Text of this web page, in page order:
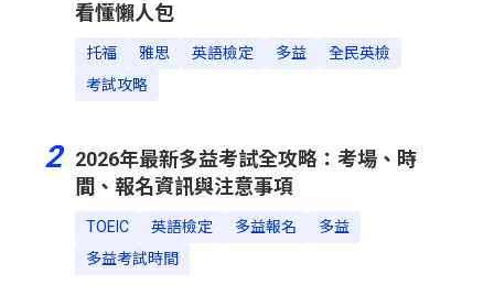
看懂懶人包
托福 雅思 英語檢定 多益
全民英檢
考試攻略
2
2026年最新多益考試全攻略：考場、時
間、報名資訊與注意事項
TOEIC 英語檢定 多益報名
多益
多益考試時間